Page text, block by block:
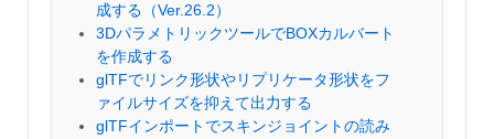
成する（Ver.26.2）
3DパラメトリックツールでBOXカルバート
を作成する
glTFでリンク形状やリプリケータ形状をフ
ァイルサイズを抑えて出力する
glTFインポートでスキンジョイントの読み